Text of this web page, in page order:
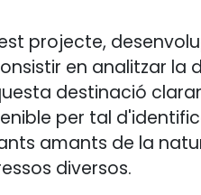
projecte,
en analitzar la
destinació
per tal
amants de la
diversos.